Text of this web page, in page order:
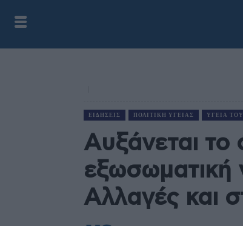
ΕΙΔΉΣΕΙΣ ΠΟΛΙΤΙΚΉ ΥΓΕΊΑΣ ΥΓΕΊΑ
Αυξάνεται το
εξωσωματική
Αλλαγές και